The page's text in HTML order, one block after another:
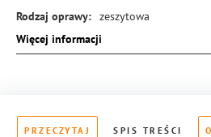
Rodzaj oprawy: zeszytowa
ISBN:
978-83-288-0339-8
Więcej informacji
PRZECZYTAJ SPIS TREŚCI